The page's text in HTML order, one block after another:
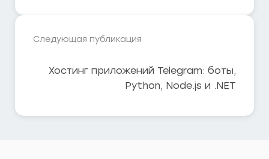
Следующая публикация
Хостинг приложений Telegram: боты,
Python, Node.js и .NET